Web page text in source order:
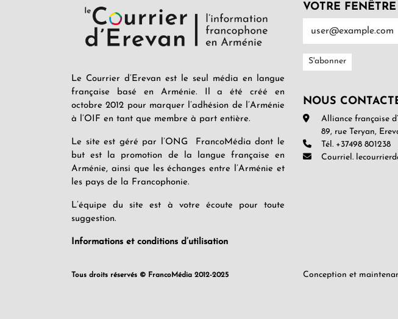
Le Courrier d’Erevan est le seul média en langue
française basé en Arménie. Il a été créé en
octobre 2012 pour marquer l’adhésion de l’Arménie
à l’OIF en tant que membre à part entière.
Le site est géré par l’ONG FrancoMédia dont le
but est la promotion de la langue française en
Arménie, ainsi que les échanges entre l’Arménie et
les pays de la Francophonie.
L’équipe du site est à votre écoute pour toute
suggestion.
Informations et conditions d’utilisation
Tous droits réservés © FrancoMédia 2012-2025
VOTRE
NOUS
Alliance française
89, rue Teryan,
Tél. +37498 801238
Courriel.
Conception et